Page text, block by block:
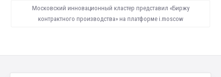
Московский инновационный кластер представил «Биржу
контрактного производства» на платформе i.moscow